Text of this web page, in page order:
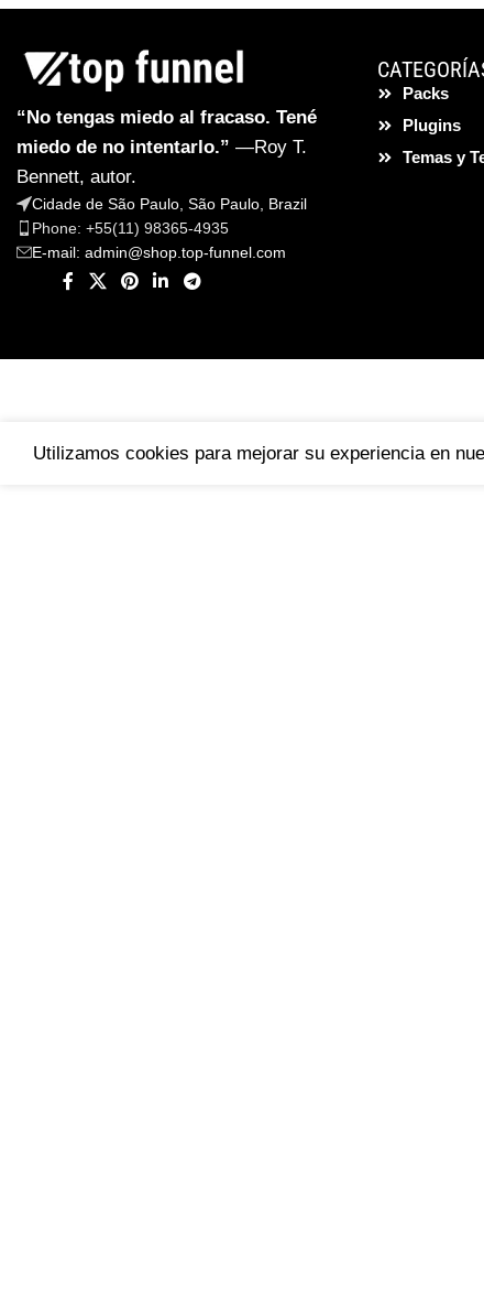
“No tengas miedo al fracaso. Tené
miedo de no intentarlo.” —Roy T.
Bennett, autor.
Cidade de São Paulo, São Paulo, Brazil
Phone: +55(11) 98365-4935
E-mail: admin@shop.top-funnel.com
Packs
Plugins
Temas y
Utilizamos cookies para mejorar su experiencia en